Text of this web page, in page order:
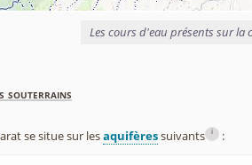
Les cours d'eau présents sur la
souterrains
se situe sur lesaquifèressuivants i :